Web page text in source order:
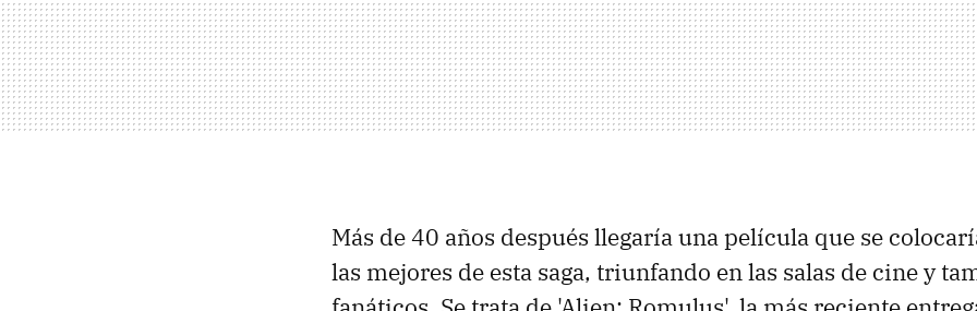
Más de 40 años después llegaría una película que se
las mejores de esta saga, triunfando en las salas de cine y